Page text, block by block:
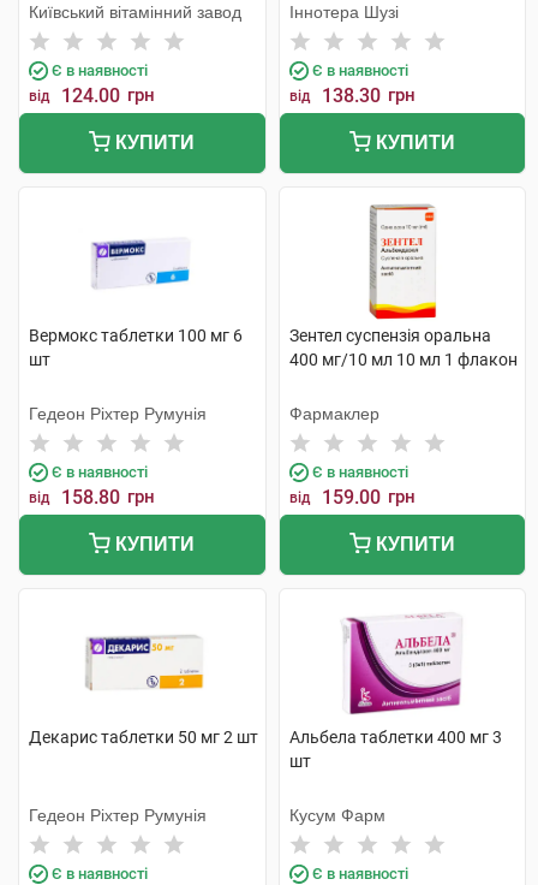
Київський вітамінний завод
Є в наявності
від 124.00 грн
КУПИТИ
Іннотера Шузі
Є в наявності
від 138.30 грн
КУПИТИ
Вермокс таблетки 100 мг 6
шт
Гедеон Ріхтер Румунія
Є в наявності
від 158.80 грн
КУПИТИ
Зентел суспензія оральна
400 мг/10 мл 10 мл 1 флакон
Фармаклер
Є в наявності
від 159.00 грн
КУПИТИ
Декарис таблетки 50 мг 2 шт
Гедеон Ріхтер Румунія
Є в наявності
Альбела таблетки 400 мг 3
шт
Кусум Фарм
Є в наявності